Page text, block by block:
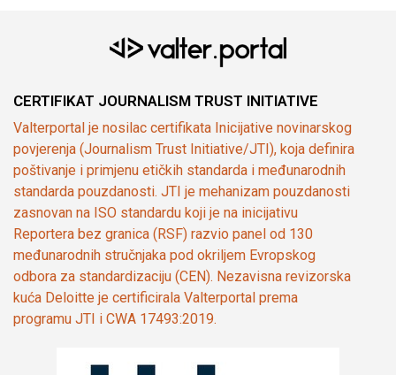
CERTIFIKAT JOURNALISM TRUST INITIATIVE
Valterportal je nosilac certifikata Inicijative novinarskog
povjerenja (Journalism Trust Initiative/JTI), koja definira
poštivanje i primjenu etičkih standarda i međunarodnih
standarda pouzdanosti. JTI je mehanizam pouzdanosti
zasnovan na ISO standardu koji je na inicijativu
Reportera bez granica (RSF) razvio panel od 130
međunarodnih stručnjaka pod okriljem Evropskog
odbora za standardizaciju (CEN). Nezavisna revizorska
kuća Deloitte je certificirala Valterportal prema
programu JTI i CWA 17493:2019.